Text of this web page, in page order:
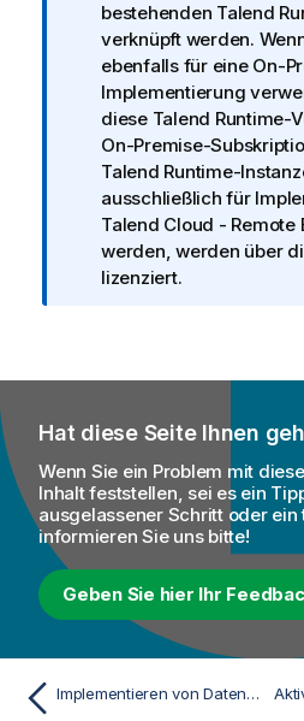
m
a
t
i
o
n
s
h
i
n
w
bestehenden Talend
verknüpft werden.
ebenfalls für eine On-
Implementierung
diese Talend Runtime-
On-Premise-
Talend Runtime-
ausschließlich für
Talend Cloud - Remote
werden, werden über
lizenziert.
Hat diese Seite Ihnen
Wenn Sie ein Problem mit
Inhalt feststellen, sei es ein
ausgelassener Schritt oder ein
informieren Sie uns bitte!
Geben Sie hier Ihr
Implementieren von Datendiensten und Routen ohne Netzwerkverbindung